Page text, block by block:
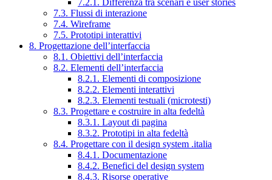
7.3. Flussi di interazione
7.4. Wireframe
7.5. Prototipi interattivi
8. Progettazione dell’interfaccia
8.1. Obiettivi dell’interfaccia
8.2. Elementi dell’interfaccia
8.2.1. Elementi di composizione
8.2.2. Elementi interattivi
8.2.3. Elementi testuali (microtesti)
8.3. Progettare e costruire in alta fedeltà
8.3.1. Layout di pagina
8.3.2. Prototipi in alta fedeltà
8.4. Progettare con il design system .italia
8.4.1. Documentazione
8.4.2. Benefici del design system
8.4.3. Risorse operative